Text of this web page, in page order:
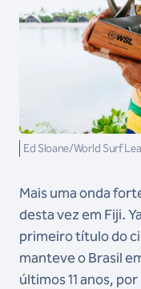
Ed Sloane/World Surf
Mais uma onda
desta vez em Fiji.
primeiro título do
manteve o Brasil
últimos 11 anos,